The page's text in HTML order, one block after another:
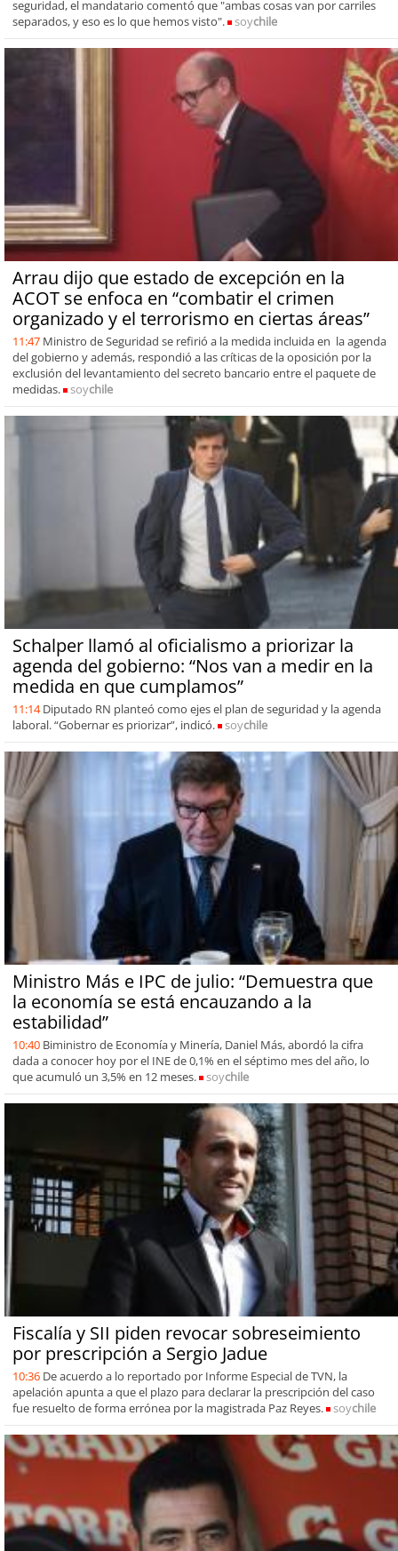
seguridad, el mandatario comentó que "ambas cosas van por carriles
separados, y eso es lo que hemos visto".
soychile
Arrau dijo que estado de excepción en la
ACOT se enfoca en “combatir el crimen
organizado y el terrorismo en ciertas áreas”
11:47 Ministro de Seguridad se refirió a la medida incluida en la agenda
del gobierno y además, respondió a las críticas de la oposición por la
exclusión del levantamiento del secreto bancario entre el paquete de
medidas.
soychile
Schalper llamó al oficialismo a priorizar la
agenda del gobierno: “Nos van a medir en la
medida en que cumplamos”
11:14 Diputado RN planteó como ejes el plan de seguridad y la agenda
laboral. “Gobernar es priorizar”, indicó.
soychile
Ministro Más e IPC de julio: “Demuestra que
la economía se está encauzando a la
estabilidad”
10:40 Biministro de Economía y Minería, Daniel Más, abordó la cifra
dada a conocer hoy por el INE de 0,1% en el séptimo mes del año, lo
que acumuló un 3,5% en 12 meses.
soychile
Fiscalía y SII piden revocar sobreseimiento
por prescripción a Sergio Jadue
10:36 De acuerdo a lo reportado por Informe Especial de TVN, la
apelación apunta a que el plazo para declarar la prescripción del caso
fue resuelto de forma errónea por la magistrada Paz Reyes.
soychile